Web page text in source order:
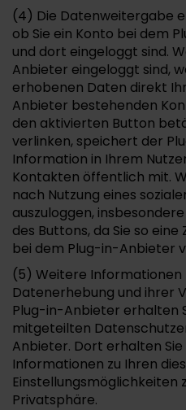
(4) Die Datenweitergabe
ob Sie ein Konto bei dem
und dort eingeloggt sind.
Anbieter eingeloggt sind,
erhobenen Daten direkt
Anbieter bestehenden
den aktivierten Button
verlinken, speichert der
Information in Ihrem
Kontakten öffentlich mit.
nach Nutzung eines
auszuloggen,
des Buttons, da Sie so
bei dem Plug-in-Anbieter
(5) Weitere Informationen
Datenerhebung und ihrer
Plug-in-Anbieter erhalten
mitgeteilten
Anbieter. Dort erhalten
Informationen zu Ihren
Einstellungsmöglichkeiten
Privatsphäre.